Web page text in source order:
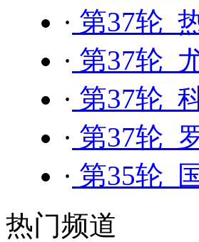
· 第37轮
· 第37轮
· 第37轮
· 第37轮
· 第35轮
热门频道